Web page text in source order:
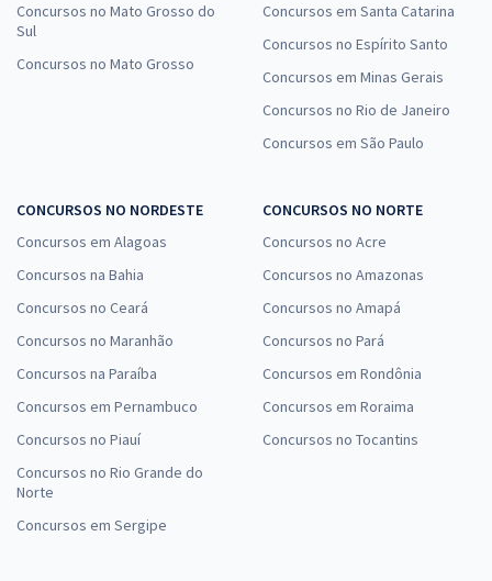
Concursos no Mato Grosso do
Sul
Concursos no Mato Grosso
Concursos em Santa Catarina
Concursos no Espírito Santo
Concursos em Minas Gerais
Concursos no Rio de Janeiro
Concursos em São Paulo
CONCURSOS NO NORDESTE
Concursos em Alagoas
Concursos na Bahia
Concursos no Ceará
Concursos no Maranhão
Concursos na Paraíba
Concursos em Pernambuco
Concursos no Piauí
Concursos no Rio Grande do
Norte
Concursos em Sergipe
CONCURSOS NO NORTE
Concursos no Acre
Concursos no Amazonas
Concursos no Amapá
Concursos no Pará
Concursos em Rondônia
Concursos em Roraima
Concursos no Tocantins